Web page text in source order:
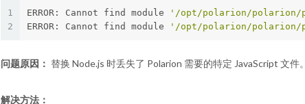
1
2
ERROR: Cannot find module
'/opt/polarion/polarion/
ERROR: Cannot find module
'/opt/polarion/polarion/
问题原因： 替换 Node.js 时丢失了 Polarion 需要的特定 JavaScript 文件。
解决方法：